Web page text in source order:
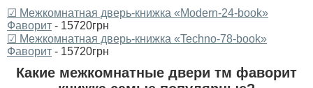
☑ Межкомнатная дверь-книжка «Modern-24-book»
Фаворит - 15720грн
☑ Межкомнатная дверь-книжка «Techno-78-book»
Фаворит - 15720грн
Какие межкомнатные двери тм фаворит